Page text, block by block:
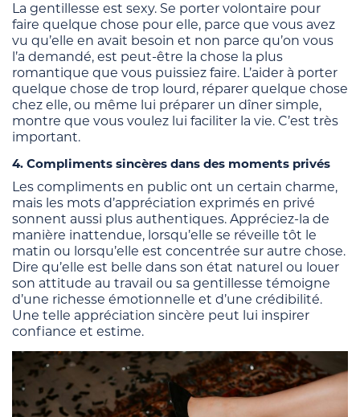
La gentillesse est sexy. Se porter volontaire pour
faire quelque chose pour elle, parce que vous avez
vu qu’elle en avait besoin et non parce qu’on vous
l’a demandé, est peut-être la chose la plus
romantique que vous puissiez faire. L’aider à porter
quelque chose de trop lourd, réparer quelque chose
chez elle, ou même lui préparer un dîner simple,
montre que vous voulez lui faciliter la vie. C’est très
important.
4. Compliments sincères dans des moments privés
Les compliments en public ont un certain charme,
mais les mots d’appréciation exprimés en privé
sonnent aussi plus authentiques. Appréciez-la de
manière inattendue, lorsqu’elle se réveille tôt le
matin ou lorsqu’elle est concentrée sur autre chose.
Dire qu’elle est belle dans son état naturel ou louer
son attitude au travail ou sa gentillesse témoigne
d’une richesse émotionnelle et d’une crédibilité.
Une telle appréciation sincère peut lui inspirer
confiance et estime.